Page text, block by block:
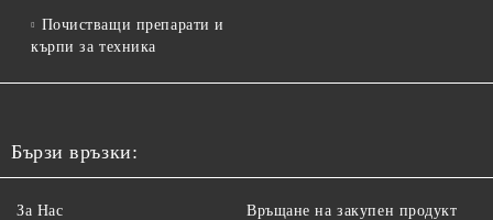
Почистващи препарати и
кърпи за техника
Бързи връзки:
За Нас Връщане на закупен продукт